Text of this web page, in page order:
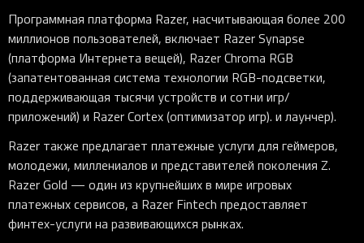
Программная платформа Razer, насчитывающая более 200
миллионов пользователей, включает Razer Synapse
(платформа Интернета вещей), Razer Chroma RGB
(запатентованная система технологии RGB-подсветки,
поддерживающая тысячи устройств и сотни игр/
приложений) и Razer Cortex (оптимизатор игр). и лаунчер).
Razer также предлагает платежные услуги для геймеров,
молодежи, миллениалов и представителей поколения Z.
Razer Gold — один из крупнейших в мире игровых
платежных сервисов, а Razer Fintech предоставляет
финтех-услуги на развивающихся рынках.